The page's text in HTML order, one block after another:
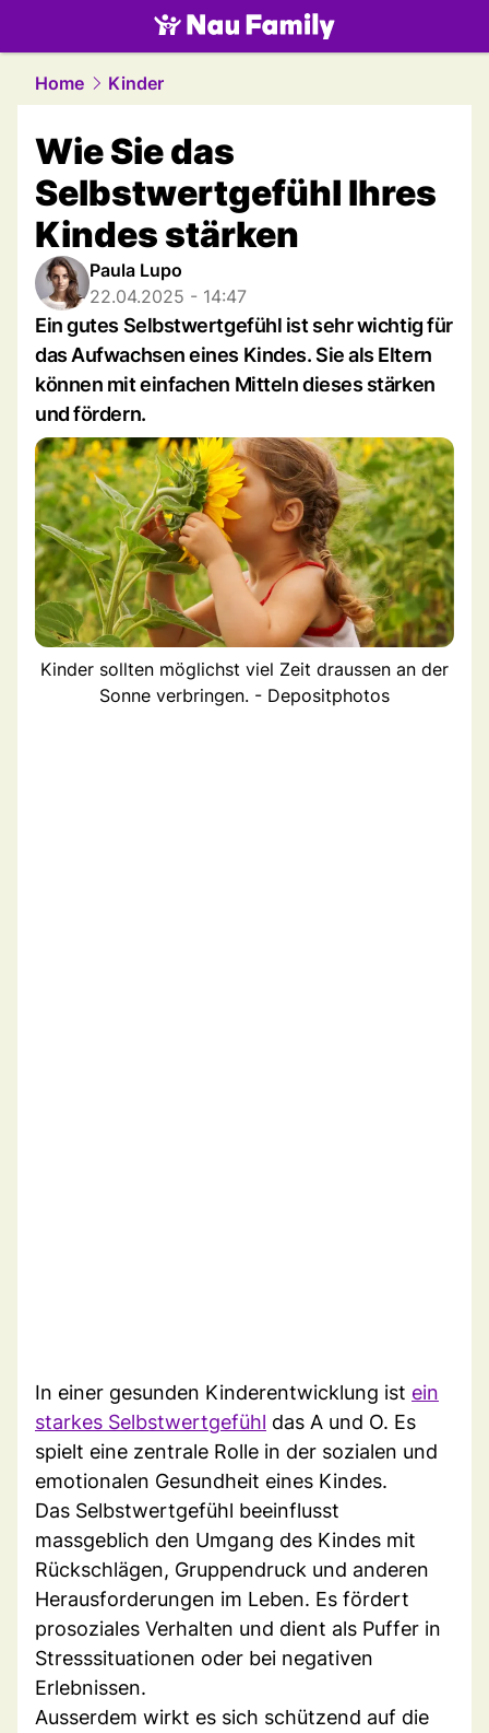
family.NAU.ch
Home Kinder
Wie Sie das
Selbstwertgefühl Ihres
Kindes stärken
Paula Lupo
22.04.2025 - 14:47
Ein gutes Selbstwertgefühl ist sehr wichtig für
das Aufwachsen eines Kindes. Sie als Eltern
können mit einfachen Mitteln dieses stärken
und fördern.
Kinder sollten möglichst viel Zeit draussen an der
Sonne verbringen. - Depositphotos
In einer gesunden Kinderentwicklung ist ein
starkes Selbstwertgefühl das A und O. Es
spielt eine zentrale Rolle in der sozialen und
emotionalen Gesundheit eines Kindes.
Das Selbstwertgefühl beeinflusst
massgeblich den Umgang des Kindes mit
Rückschlägen, Gruppendruck und anderen
Herausforderungen im Leben. Es fördert
prosoziales Verhalten und dient als Puffer in
Stresssituationen oder bei negativen
Erlebnissen.
Ausserdem wirkt es sich schützend auf die